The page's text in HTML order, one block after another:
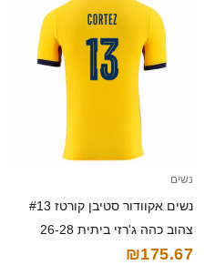
נשים
נשים אקוודור סטיבן קורטז #13
צהוב כהה ג'רזי ביתית 26-28
חולצה קצרה
₪175.67